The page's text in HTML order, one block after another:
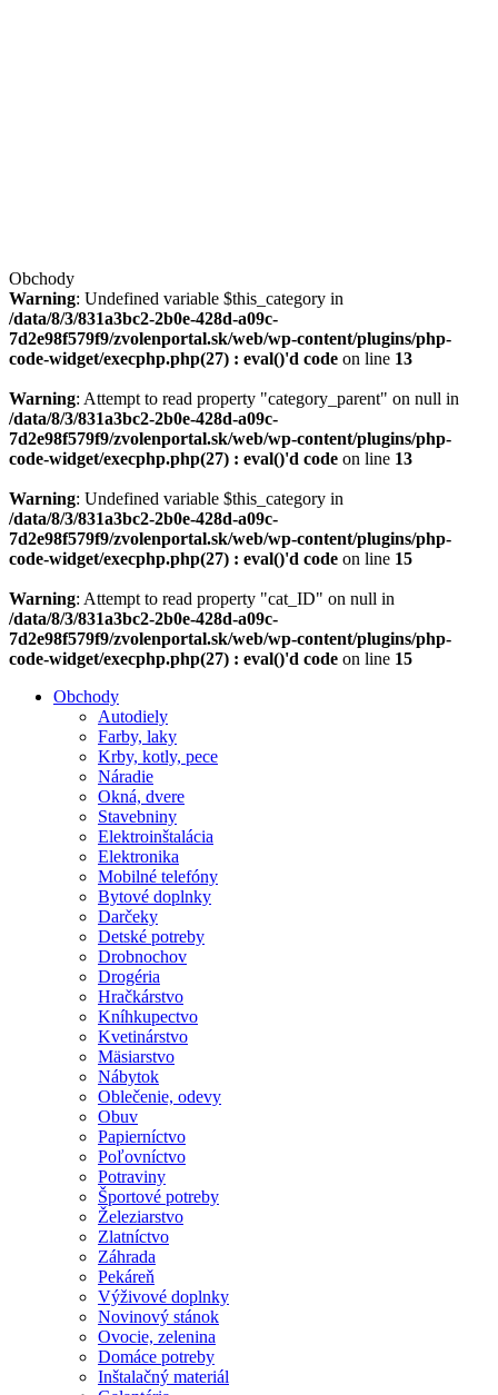
Obchody
Warning: Undefined variable $this_category in
/data/8/3/831a3bc2-2b0e-428d-a09c-
7d2e98f579f9/zvolenportal.sk/web/wp-content/plugins/php-
code-widget/execphp.php(27) : eval()'d code on line 13
Warning: Attempt to read property "category_parent" on null in
/data/8/3/831a3bc2-2b0e-428d-a09c-
7d2e98f579f9/zvolenportal.sk/web/wp-content/plugins/php-
code-widget/execphp.php(27) : eval()'d code on line 13
Warning: Undefined variable $this_category in
/data/8/3/831a3bc2-2b0e-428d-a09c-
7d2e98f579f9/zvolenportal.sk/web/wp-content/plugins/php-
code-widget/execphp.php(27) : eval()'d code on line 15
Warning: Attempt to read property "cat_ID" on null in
/data/8/3/831a3bc2-2b0e-428d-a09c-
7d2e98f579f9/zvolenportal.sk/web/wp-content/plugins/php-
code-widget/execphp.php(27) : eval()'d code on line 15
Obchody
Autodiely
Farby, laky
Krby, kotly, pece
Náradie
Okná, dvere
Stavebniny
Elektroinštalácia
Elektronika
Mobilné telefóny
Bytové doplnky
Darčeky
Detské potreby
Drobnochov
Drogéria
Hračkárstvo
Kníhkupectvo
Kvetinárstvo
Mäsiarstvo
Nábytok
Oblečenie, odevy
Obuv
Papierníctvo
Poľovníctvo
Potraviny
Športové potreby
Železiarstvo
Zlatníctvo
Záhrada
Pekáreň
Výživové doplnky
Novinový stánok
Ovocie, zelenina
Domáce potreby
Inštalačný materiál